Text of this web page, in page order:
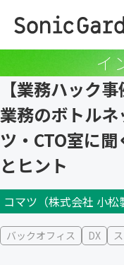
イ
【業務ハック
業務のボトル
ツ・CTO室に
とヒント
コマツ（株式会社 小松
バックオフィス DX